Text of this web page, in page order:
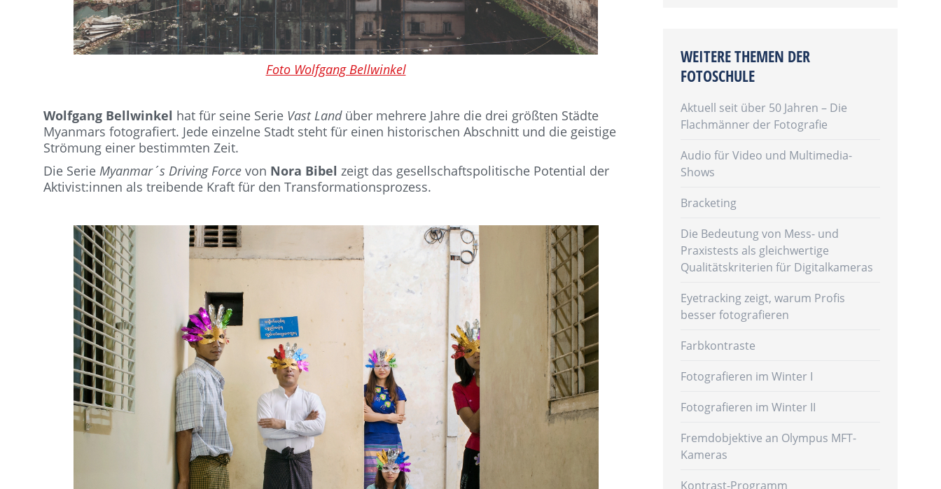
Foto Wolfgang Bellwinkel
Wolfgang Bellwinkel hat für seine Serie Vast Landüber mehrere Jahre die drei größten Städte
Myanmars fotografiert. Jede einzelne Stadt steht für einen historischen Abschnitt und die geistige
Strömung einer bestimmten Zeit.
Die SerieMyanmar´s Driving Force von Nora Bibel zeigt das gesellschaftspolitische Potential der
Aktivist:innen als treibende Kraft für den Transformationsprozess.
WEITERE THEMEN DER
FOTOSCHULE
Aktuell seit über 50 Jahren – Die
Flachmänner der Fotografie
Audio für Video und Multimedia-
Shows
Bracketing
Die Bedeutung von Mess- und
Praxistests als gleichwertige
Qualitätskriterien für Digitalkameras
Eyetracking zeigt, warum Profis
besser fotografieren
Farbkontraste
Fotografieren im Winter I
Fotografieren im Winter II
Fremdobjektive an Olympus MFT-
Kameras
Kontrast-Programm